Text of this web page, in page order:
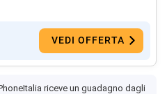
VEDI OFFERTA
riceve un guadagno dagli